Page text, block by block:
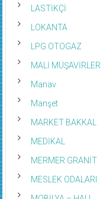
LASTİKÇİ
LOKANTA
LPG OTOGAZ
MALİ MÜŞAVİRLER
Manav
Manşet
MARKET BAKKAL
MEDİKAL
MERMER GRANİT
MESLEK ODALARI